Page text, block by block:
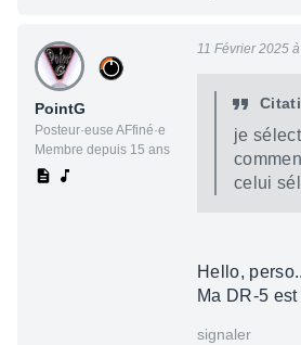
PointG
Posteur·euse AFfiné·e
Membre depuis 15 ans
11 Février 2025
je
celui
Hello,
Ma DR-5
signaler